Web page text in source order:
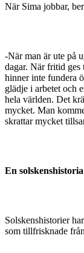
När Sima jobbar,
-När man är ute på
dagar. När fritid ges
hinner inte fundera
glädje i arbetet och
hela världen. Det
mycket. Man
skrattar mycket
En solskenshistoria
Solskenshistorier
som tillfrisknade